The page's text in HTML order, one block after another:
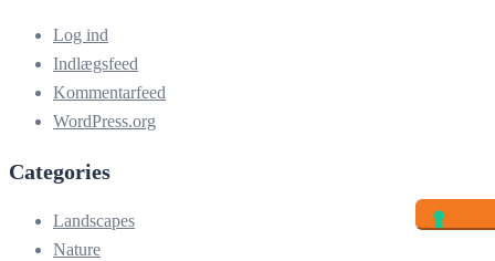
Log ind
Indlægsfeed
Kommentarfeed
WordPress.org
Categories
Landscapes
Nature